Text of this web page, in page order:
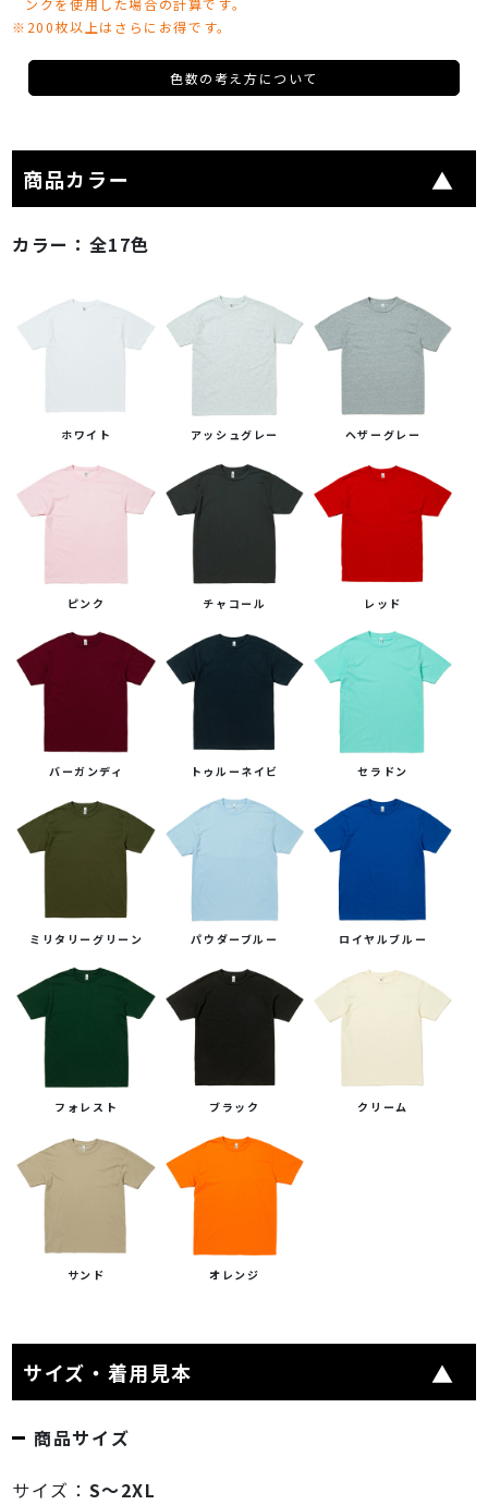
ンクを使用した場合の計算です。
※200枚以上はさらにお得です。
色数の考え方について
商品カラー
カラー： 全17色
ホワイト アッシュグレー ヘザーグレー
ピンク チャコール レッド
バーガンディ トゥルーネイビ セラドン
ミリタリーグリーン パウダーブルー ロイヤルブルー
フォレスト ブラック クリーム
サンド オレンジ
サイズ・着用見本
商品サイズ
サイズ： S～2XL